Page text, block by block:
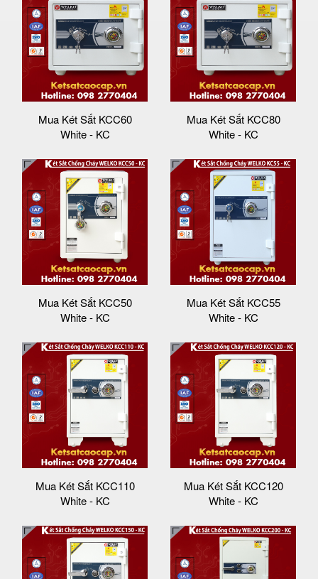
Mua Két Sắt KCC60
White - KC
Mua Két Sắt KCC80
White - KC
Mua Két Sắt KCC50
White - KC
Mua Két Sắt KCC55
White - KC
Mua Két Sắt KCC110
White - KC
Mua Két Sắt KCC120
White - KC